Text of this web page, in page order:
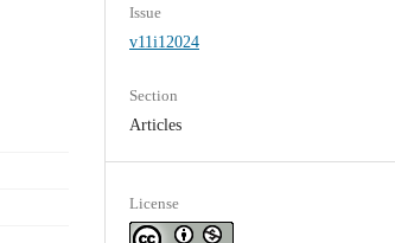
Issue
v11i12024
Section
Articles
License